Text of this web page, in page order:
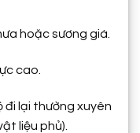
hoặc sương giá.
cao.
đi lại thường xuyên
liệu phủ).